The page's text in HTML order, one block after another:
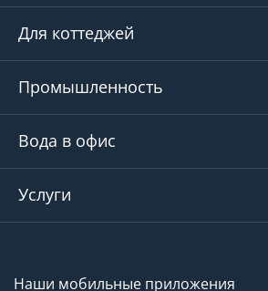
Для коттеджей
Промышленность
Вода в офис
Услуги
Наши мобильные приложения